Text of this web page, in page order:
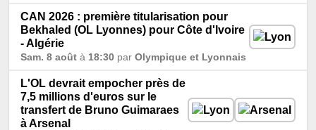
CAN 2026 : première titularisation pour
Bekhaled (OL Lyonnes) pour Côte d'Ivoire
- Algérie
Sam. 8 août à 18:30 par Olympique et Lyonnais
L'OL devrait empocher près de
7,5 millions d'euros sur le
transfert de Bruno Guimaraes
à Arsenal